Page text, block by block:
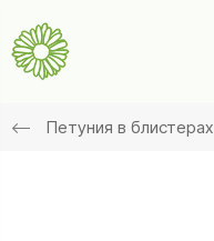
Петуния в блистерах